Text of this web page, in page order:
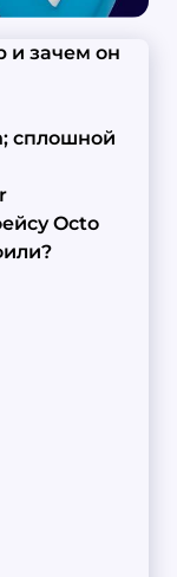
и зачем он
сплошной
Octo